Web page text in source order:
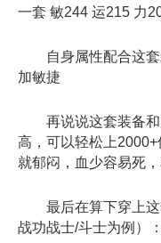
一套 敏244 运215 力
自身属性配合这套
加敏捷
再说说这套装备和
高，可以轻松上
就郁闷，血少容易死，
最后在算下穿上这
战功战士/斗士为例）：